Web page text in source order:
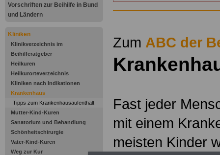
Vorschriften zur Beihilfe in Bund
und Ländern
Kliniken
Klinikverzeichnis im
Beihilferatgeber
Heilkuren
Heilkurorteverzeichnis
Kliniken nach Indikationen
Krankenhaus
Tipps zum Krankenhausaufenthalt
Mutter-Kind-Kuren
Sanatorium und Behandlung
Schönheitschirurgie
Vater-Kind-Kuren
Weg zur Kur
Zum ABC der
Fast jeder
mit einem
meisten Kinder